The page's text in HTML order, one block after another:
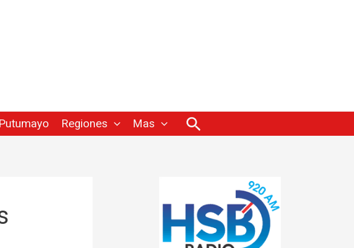
Putumayo Regiones Mas Buscar